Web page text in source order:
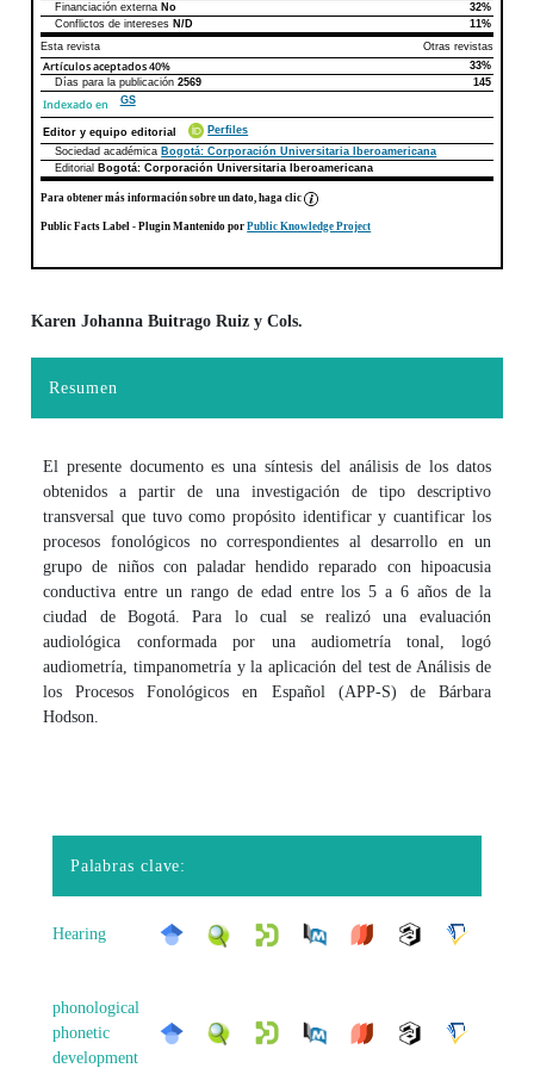
Financiación externa No
32%
Conflictos de intereses N/D
11%
Esta revista
Otras revistas
Artículos aceptados40%
33%
Días para la publicación2569 145
Indexado en GS
Editor y equipo editorial
Perfiles
Sociedad académica Bogotá: Corporación Universitaria Iberoamericana
Editorial
Bogotá: Corporación Universitaria Iberoamericana
Para obtener más información sobre un dato, haga clic
Public Facts Label - Plugin Mantenido porPublic Knowledge Project
Contenido principal del artículo
Karen Johanna Buitrago Ruiz y Cols.
Resumen
El presente documento es una síntesis del análisis de los datos
obtenidos a partir de una investigación de tipo descriptivo
transversal que tuvo como propósito identificar y cuantificar los
procesos fonológicos no correspondientes al desarrollo en un
grupo de niños con paladar hendido reparado con hipoacusia
conductiva entre un rango de edad entre los 5 a 6 años de la
ciudad de Bogotá. Para lo cual se realizó una evaluación
audiológica conformada por una audiometría tonal, logó
audiometría, timpanometría y la aplicación del test de Análisis de
los Procesos Fonológicos en Español (APP-S) de Bárbara
Hodson.
Palabras clave:
Hearing
phonological
phonetic
development